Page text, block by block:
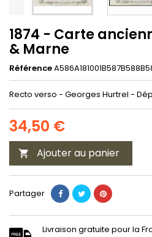
1874 - Carte
& Marne
Référence
Recto verso - Georges Hurtrel -
34,50 €
 Ajouter au panier
Partager
Livraison gratuite pour la